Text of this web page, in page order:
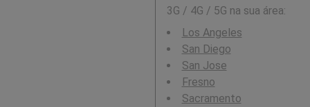
3G / 4G / 5G na sua área:
Los Angeles
San Diego
San Jose
Fresno
Sacramento